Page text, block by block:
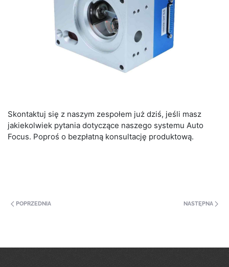
Skontaktuj się z naszym zespołem już dziś, jeśli masz
jakiekolwiek pytania dotyczące naszego systemu Auto
Focus. Poproś o bezpłatną konsultację produktową.
POPRZEDNIA NASTĘPNA